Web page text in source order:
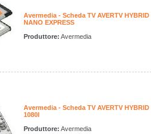
Avermedia - Scheda TV AVERTV HYBRID
NANO EXPRESS
Produttore: Avermedia
Avermedia - Scheda TV AVERTV HYBRID
1080I
Produttore: Avermedia